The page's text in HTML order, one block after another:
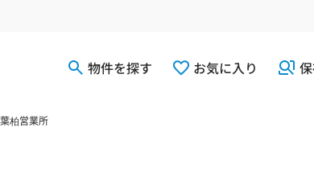
物件を探す お気に入り
柏営業所